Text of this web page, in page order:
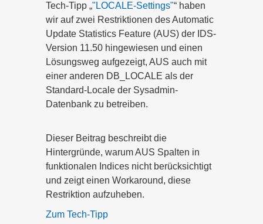
Tech-Tipp „"LOCALE-Settings"“ haben
wir auf zwei Restriktionen des Automatic
Update Statistics Feature (AUS) der IDS-
Version 11.50 hingewiesen und einen
Lösungsweg aufgezeigt, AUS auch mit
einer anderen DB_LOCALE als der
Standard-Locale der Sysadmin-
Datenbank zu betreiben.
Dieser Beitrag beschreibt die
Hintergründe, warum AUS Spalten in
funktionalen Indices nicht berücksichtigt
und zeigt einen Workaround, diese
Restriktion aufzuheben.
Zum Tech-Tipp